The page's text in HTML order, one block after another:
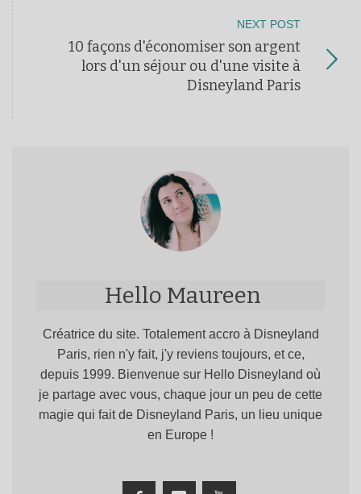
NEXT POST
10 façons d'économiser son argent
lors d'un séjour ou d'une visite à
Disneyland Paris
Hello Maureen
Créatrice du site. Totalement accro à Disneyland
Paris, rien n'y fait, j'y reviens toujours, et ce,
depuis 1999. Bienvenue sur Hello Disneyland où
je partage avec vous, chaque jour un peu de cette
magie qui fait de Disneyland Paris, un lieu unique
en Europe !